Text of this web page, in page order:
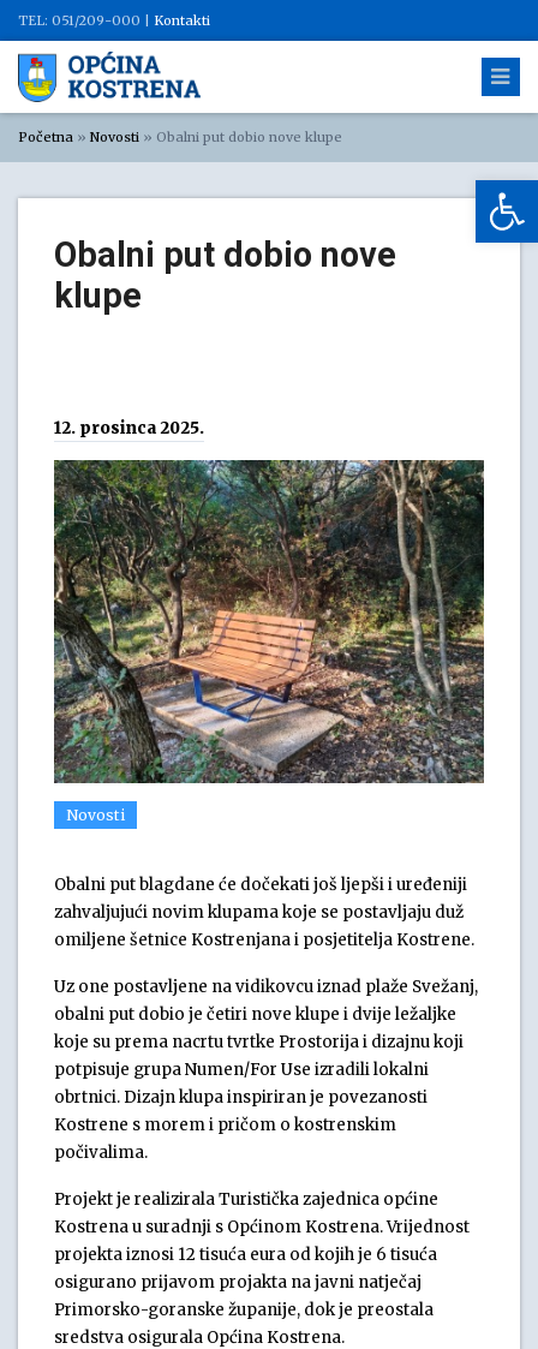
TEL: 051/209-000 | Kontakti
Početna » Novosti » Obalni put dobio nove klupe
Obalni put dobio nove
klupe
12. prosinca 2025.
Novosti
Obalni put blagdane će dočekati još ljepši i uređeniji
zahvaljujući novim klupama koje se postavljaju duž
omiljene šetnice Kostrenjana i posjetitelja Kostrene.
Uz one postavljene na vidikovcu iznad plaže Svežanj,
obalni put dobio je četiri nove klupe i dvije ležaljke
koje su prema nacrtu tvrtke Prostorija i dizajnu koji
potpisuje grupa Numen/For Use izradili lokalni
obrtnici. Dizajn klupa inspiriran je povezanosti
Kostrene s morem i pričom o kostrenskim
počivalima.
Projekt je realizirala Turistička zajednica općine
Kostrena u suradnji s Općinom Kostrena. Vrijednost
projekta iznosi 12 tisuća eura od kojih je 6 tisuća
osigurano prijavom projakta na javni natječaj
Primorsko-goranske županije, dok je preostala
sredstva osigurala Općina Kostrena.